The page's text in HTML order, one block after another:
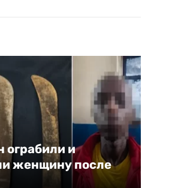
и
женщину после